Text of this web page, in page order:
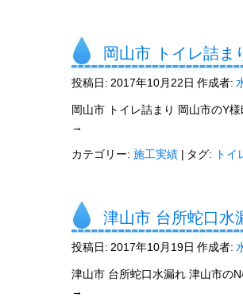
岡山市 トイレ詰ま
投稿日: 2017年10月22日 作成者:
岡山市 トイレ詰まり 岡山市のY
→
カテゴリー: 施工実績 | タグ: トイ
津山市 台所蛇口水
投稿日: 2017年10月19日 作成者:
津山市 台所蛇口水漏れ 津山市の
→